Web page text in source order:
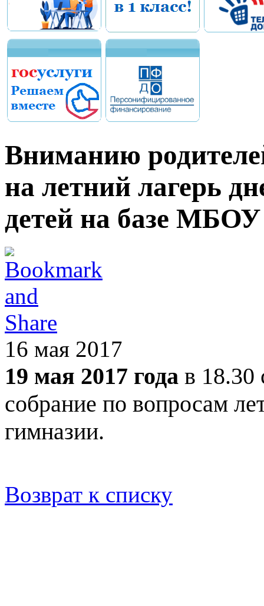
Вниманию
на летний лагерь
детей на базе
16 мая 2017
19 мая 2017 года в 18.30
собрание по вопросам
гимназии.
Возврат к списку